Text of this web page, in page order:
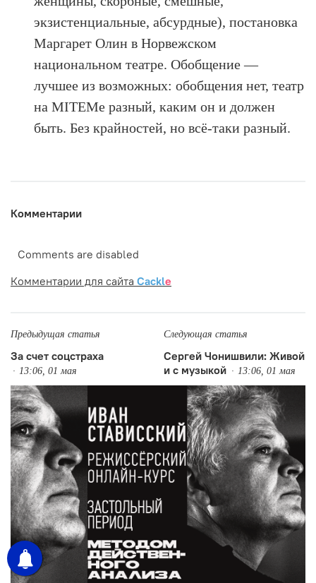
экзистенциальные, абсурдные), постановка
Маргарет Олин в Норвежском
национальном театре. Обобщение —
лучшее из возможных: обобщения нет, театр
на MITEMe разный, каким он и должен
быть. Без крайностей, но всё-таки разный.
Комментарии
Comments are disabled
Комментарии для сайта Cackle
Предыдущая статья
За счет соцстраха
13:06, 01 мая
Следующая статья
Сергей Чонишвили: Живой
и с музыкой
13:06, 01 мая